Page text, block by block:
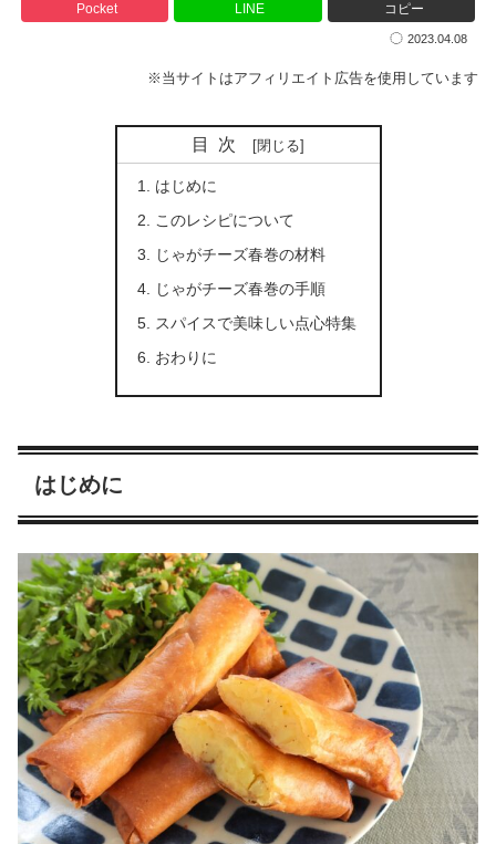
Pocket LINE コピー
2023.04.08
※当サイトはアフィリエイト広告を使用しています
目次
はじめに
このレシピについて
じゃがチーズ春巻の材料
じゃがチーズ春巻の手順
スパイスで美味しい点心特集
おわりに
はじめに